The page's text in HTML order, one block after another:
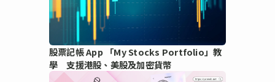
股票記帳 App 「My Stocks Portfolio」教
學 支援港股、美股及加密貨幣